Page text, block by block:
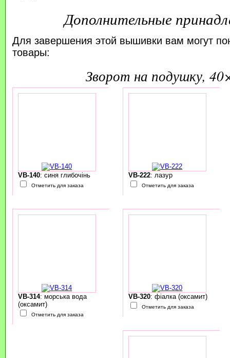
Дополнительные
Для завершения этой вышивки вам могут
товары:
зворот на подушку,
VB-140: синя глибочінь
Отметить для заказа
VB-222: лазур
Отметить для заказа
VB-314: морська вода
(оксамит)
Отметить для заказа
VB-320: фіалка (оксамит)
Отметить для заказа